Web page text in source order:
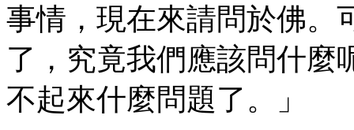
事情，現在來請問於佛。
了，究竟我們應該問什麼
不起來什麼問題了。」